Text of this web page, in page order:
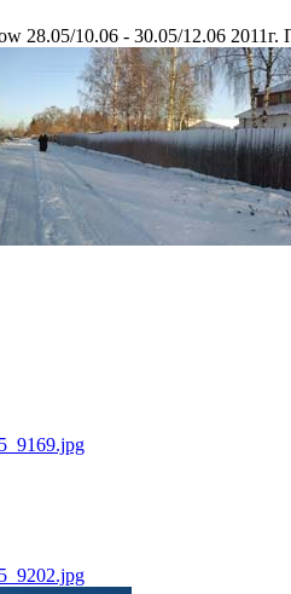
28.05/10.06 - 30.05/12.06